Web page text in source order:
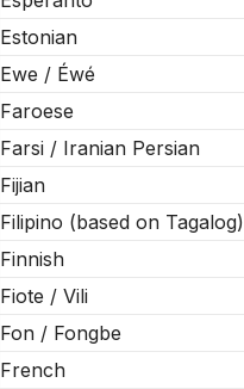
Estonian
Ewe / Éwé
Faroese
Farsi / Iranian Persian
Fijian
Filipino (based on Tagalog)
Finnish
Fiote / Vili
Fon / Fongbe
French